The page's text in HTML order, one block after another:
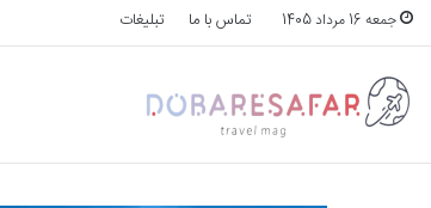
جمعه 16 مرداد 1405 تماس با ما تبلیغات